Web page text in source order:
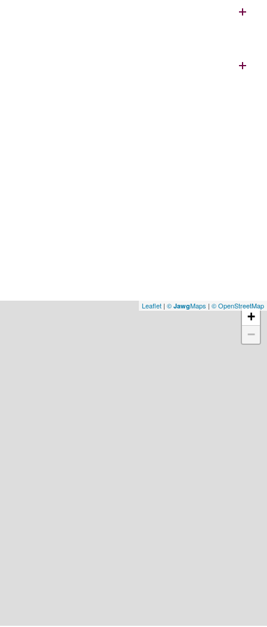
+
−
Leaflet | © JawgMaps | © OpenStreetMap